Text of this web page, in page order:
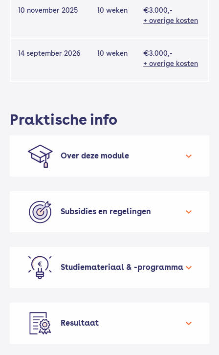
10 november 2025 10 weken
€3.000,-
+ overige kosten
14 september 2026 10 weken
€3.000,-
+ overige kosten
Praktische info
Over deze module
naar de werkvoorbereiding of de
tekenkamer. Tijdens de module ontwikkel je
Subsidies en regelingen
Ontdek de subsidies voor
Vraag meer informatie aan over
mogelijke financiering
Studiemateriaal & -programma
Resultaat